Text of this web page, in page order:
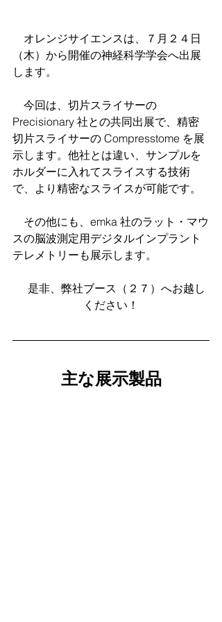
オレンジサイエンスは、７月２４日
（木）から開催の神経科学学会へ出展
します。
今回は、切片スライサーの
Precisionary 社との共同出展で、精密
切片スライサーの Compresstome を展
示します。他社とは違い、サンプルを
ホルダーに入れてスライスする技術
で、より精密なスライスが可能です。
その他にも、emka 社のラット・マウ
スの脳波測定用デジタルインプラント
テレメトリーも展示します。
是非、弊社ブース（２７）へお越し
ください！
主な展示製品